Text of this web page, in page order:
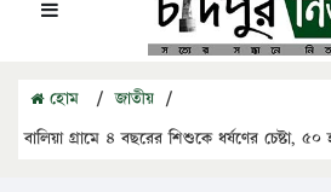
হোম / জাতীয় /
বালিয়া গ্রামে ৪ বছরের শিশুকে ধর্ষণের চেষ্টা, ৫০